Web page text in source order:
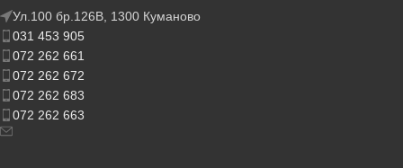
Ул.100 бр.126В, 1300 Куманово
031 453 905
072 262 661
072 262 672
072 262 683
072 262 663